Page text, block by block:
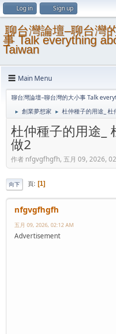
Log in Sign up
聊台灣論壇–聊台灣
事 Talk everything
Taiwan
Main Menu
聊台灣論壇–聊台灣的大小事 Talk
► 創業夢想家 ► 杜仲種子的用途_
杜仲種子的用途_
做2
作者 nfgvgfhgfh, 五月 09, 2026,
向下 頁 1
nfgvgfhgfh
五月 09, 2026, 02:12 AM
Advertisement